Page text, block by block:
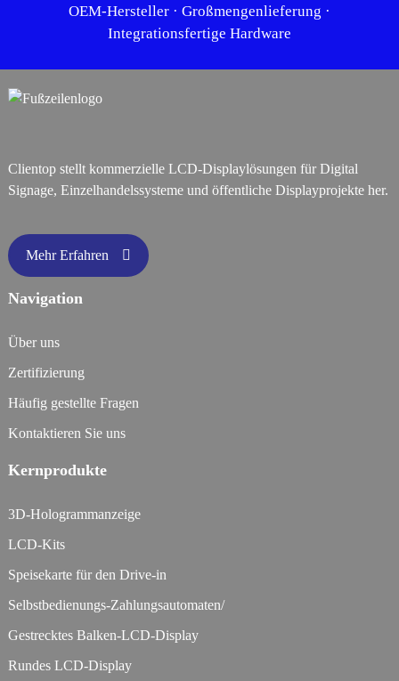
OEM-Hersteller · Großmengenlieferung ·
Integrationsfertige Hardware
Clientop stellt kommerzielle LCD-Displaylösungen für Digital
Signage, Einzelhandelssysteme und öffentliche Displayprojekte her.
Mehr Erfahren
Navigation
Über uns
Zertifizierung
Häufig gestellte Fragen
Kontaktieren Sie uns
Kernprodukte
3D-Hologrammanzeige
LCD-Kits
Speisekarte für den Drive-in
Selbstbedienungs-Zahlungsautomaten/
Gestrecktes Balken-LCD-Display
Rundes LCD-Display